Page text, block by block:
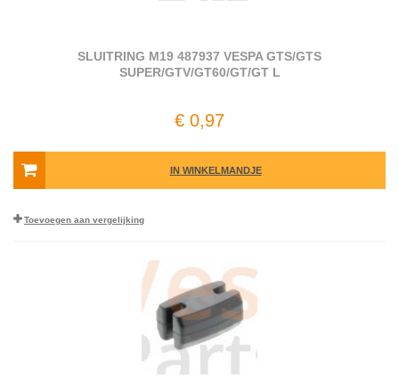
SLUITRING M19 487937 VESPA GTS/GTS
SUPER/GTV/GT60/GT/GT L
€ 0,97
IN WINKELMANDJE
Toevoegen aan vergelijking